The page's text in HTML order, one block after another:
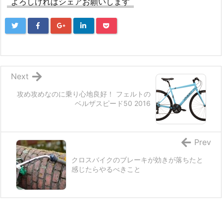
攻め攻めなのに乗り心地良好！ フェルトの
ベルザスピード50 2016
Next
クロスバイクのブレーキが効きが落ちたと
感じたらやるべきこと
Prev